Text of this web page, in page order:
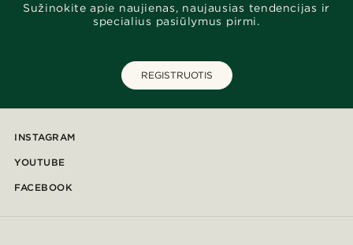
Sužinokite apie naujienas, naujausias tendencijas ir
specialius pasiūlymus pirmi.
REGISTRUOTIS
INSTAGRAM
YOUTUBE
FACEBOOK